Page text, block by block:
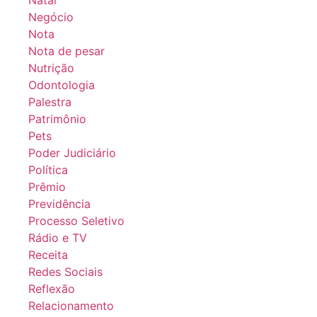
Negócio
Nota
Nota de pesar
Nutrição
Odontologia
Palestra
Patrimônio
Pets
Poder Judiciário
Política
Prêmio
Previdência
Processo Seletivo
Rádio e TV
Receita
Redes Sociais
Reflexão
Relacionamento